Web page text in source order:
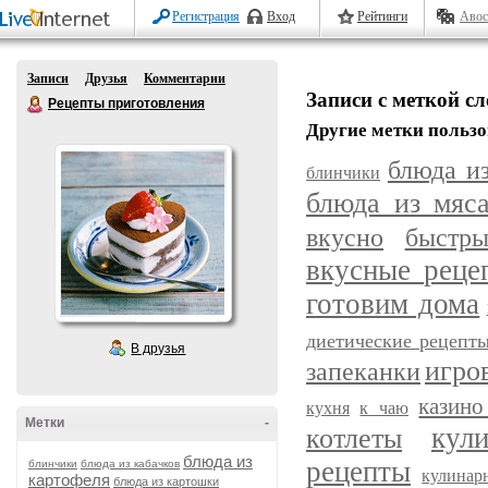
Регистрация Вход Рейтинги
Записи Друзья
Комментарии
Рецепты приготовления
В друзья
-
Метки
блинчики блюда из кабачков блюда из
картофеля блюда из картошки
Записи с меткой
Другие метки
блинчики блюда
блюда из
вкусно
вкусные
готовим дома
диетические
запеканки
кухня к чаю
котлеты
рецепты